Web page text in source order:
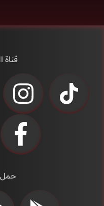
قناة
حمل